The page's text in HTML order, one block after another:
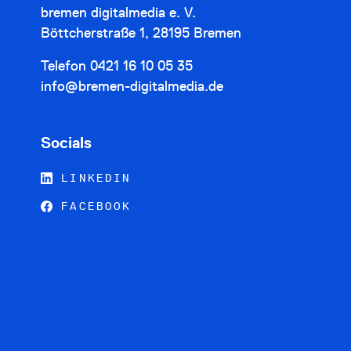
bremen digitalmedia e. V.
Böttcherstraße 1, 28195 Bremen
Telefon0421 16 10 05 35
info@bremen-digitalmedia.de
Socials
LINKEDIN
FACEBOOK